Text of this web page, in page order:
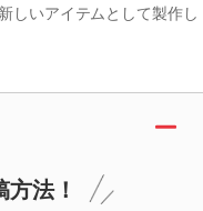
しいアイテムとして製作し
法！